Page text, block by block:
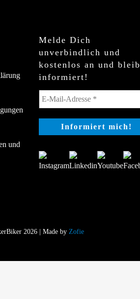
und
Melde Dich
unverbindlich und
kostenlos an und
informiert!
2026 | Made by Zofie